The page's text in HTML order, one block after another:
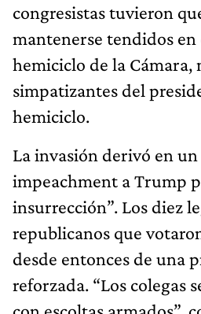
congresistas tuvieron
mantenerse tendidos en
hemiciclo de la Cámara,
simpatizantes del
hemiciclo.
La invasión derivó en un
impeachment a Trump
insurrección”. Los diez
republicanos que
desde entonces de una
reforzada. “Los colegas